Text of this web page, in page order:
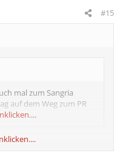
#15
mal zum Sangria
auf dem Weg zum PR
ich nehm euch beim